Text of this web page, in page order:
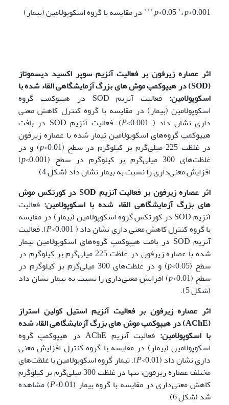
p<0.05+،p<0.001
+++در مقایسه با گروه اسکوپولامین (بیمار)
اثر عصاره زیرفون بر فعالیت آنزیم سوپر اکسید دیسموتاز
(
SOD) در هیپوکمپ موش های بزرگ آزمایشگاهی القاء شده با
اسکوپولامین:
فعالیت آنزیم SOD در هیپوکمپ گروه
اسکوپولامین (بیمار) در مقایسه با گروه کنترل کاهش معنی
داری نشان داد (
P
<0.001). فعالیت آنزیم SOD در بافت
هیپوکمپ گروه‌های اسکوپولامین تیمار شده با عصاره زیرفون
در غلظت 225 میلی‌گرم بر کیلوگرم در سطح (
p<0.01) و در
غلظت‌های 300 میلی‌گرم بر کیلوگرم در سطح (
p
<0.001)
افزایش معنی‌داری را نسبت به بیمار نشان داد (شکل 4).
اثر عصاره زیرفون بر فعالیت آنزیم SOD در کورتکس موش
های بزرگ آزمایشگاهی القاء شده با اسکوپولامین: فعالیت
آنزیم SOD در کورتکس گروه اسکوپولامین (بیمار) در مقایسه
با گروه کنترل کاهش معنی داری نشان داد (
P<0.001). فعالیت
آنزیم SOD در بافت هیپوکمپ گروه‌های اسکوپولامین تیمار
شده با عصاره زیرفون در غلظت 225 میلی‌گرم بر کیلوگرم در
سطح (
p
<0.05) و در غلظت‌های 300 میلی‌گرم بر کیلوگرم در
سطح (
p<0.01) افزایش معنی‌داری را نسبت به بیمار نشان داد
(شکل 5).
اثر عصاره زیرفون بر فعالیت آنزیم استیل کولین استراز
(
AChE) در هیپوکمپ موش های بزرگ آزمایشگاهی القاء شده
با اسکوپولامین:
فعالیت آنزیم AChE در هیپوکمپ گروه
اسکوپولامین (بیمار) در مقایسه با گروه کنترل افزایش معنی
داری نشان داد (
P<0.01). تیمار گروه اسکوپولامین با غلظت‌های
مختلف عصاره زیرفون، تنها در غلظت 300 میلی‌گرم بر کیلوگرم
کاهش معنی‌داری در مقایسه با گروه بیمار (
P<0.01) مشاهده
شد (شکل 6).